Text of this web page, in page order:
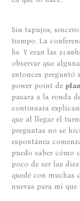
Sin tapujos,
tiempo. La
hs. Y eran las
observar que
entonces preguntó
power point de
pasara a la ronda
continuara
que al llegar el
preguntas no se
espontánea
puedo saber cómo
poco de ser las
quedé con muchas
nuevas para mí